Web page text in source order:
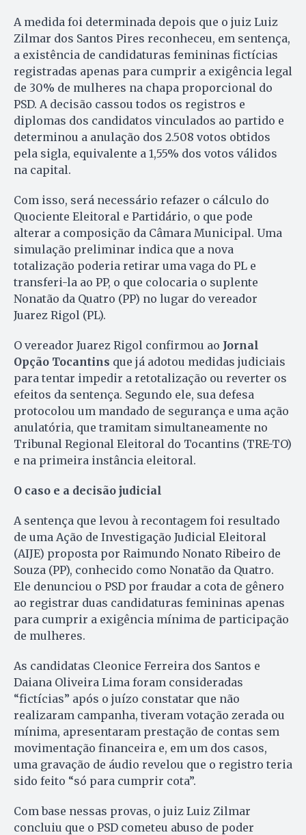
A medida foi determinada depois que o juiz Luiz
Zilmar dos Santos Pires reconheceu, em sentença,
a existência de candidaturas femininas fictícias
registradas apenas para cumprir a exigência legal
de 30% de mulheres na chapa proporcional do
PSD. A decisão cassou todos os registros e
diplomas dos candidatos vinculados ao partido e
determinou a anulação dos 2.508 votos obtidos
pela sigla, equivalente a 1,55% dos votos válidos
na capital.
Com isso, será necessário refazer o cálculo do
Quociente Eleitoral e Partidário, o que pode
alterar a composição da Câmara Municipal. Uma
simulação preliminar indica que a nova
totalização poderia retirar uma vaga do PL e
transferi-la ao PP, o que colocaria o suplente
Nonatão da Quatro (PP) no lugar do vereador
Juarez Rigol (PL).
O vereador Juarez Rigol confirmou ao Jornal
Opção Tocantins que já adotou medidas judiciais
para tentar impedir a retotalização ou reverter os
efeitos da sentença. Segundo ele, sua defesa
protocolou um mandado de segurança e uma ação
anulatória, que tramitam simultaneamente no
Tribunal Regional Eleitoral do Tocantins (TRE-TO)
e na primeira instância eleitoral.
O caso e a decisão judicial
A sentença que levou à recontagem foi resultado
de uma Ação de Investigação Judicial Eleitoral
(AIJE) proposta por Raimundo Nonato Ribeiro de
Souza (PP), conhecido como Nonatão da Quatro.
Ele denunciou o PSD por fraudar a cota de gênero
ao registrar duas candidaturas femininas apenas
para cumprir a exigência mínima de participação
de mulheres.
As candidatas Cleonice Ferreira dos Santos e
Daiana Oliveira Lima foram consideradas
“fictícias” após o juízo constatar que não
realizaram campanha, tiveram votação zerada ou
mínima, apresentaram prestação de contas sem
movimentação financeira e, em um dos casos,
uma gravação de áudio revelou que o registro teria
sido feito “só para cumprir cota”.
Com base nessas provas, o juiz Luiz Zilmar
concluiu que o PSD cometeu abuso de poder